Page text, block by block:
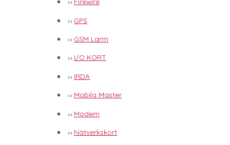
GPS
GSM Larm
I/O KORT
IRDA
Mobila Master
Modem
Nätverkskort